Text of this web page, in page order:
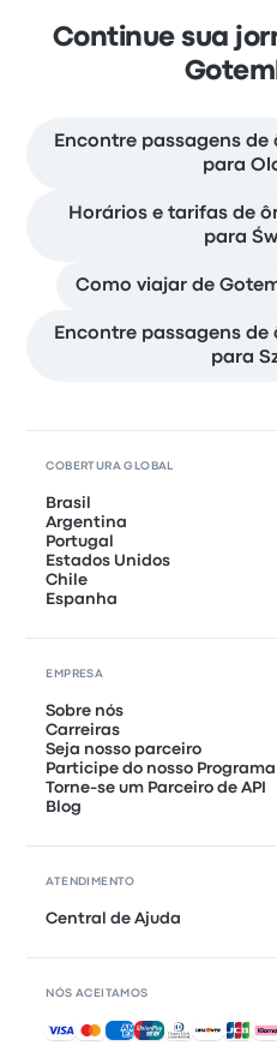
Continue sua
Encontre passagens
para
Horários e tarifas de
para
Como viajar de
Encontre passagens
para
COBERTURA GLOBAL
Brasil
Argentina
Portugal
Estados Unidos
Chile
Espanha
EMPRESA
Sobre nós
Carreiras
Seja nosso parceiro
Participe do nosso
Torne-se um Parceiro de API
Blog
ATENDIMENTO
Central de Ajuda
NÓS ACEITAMOS
Pagamentos aceitos